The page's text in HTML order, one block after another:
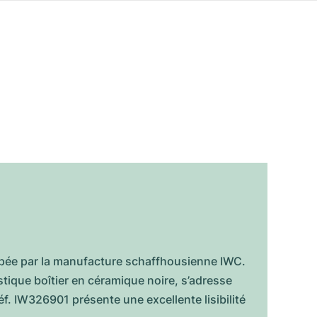
par la manufacture schaffhousienne IWC.
boîtier en céramique noire, s’adresse
IW326901 présente une excellente lisibilité